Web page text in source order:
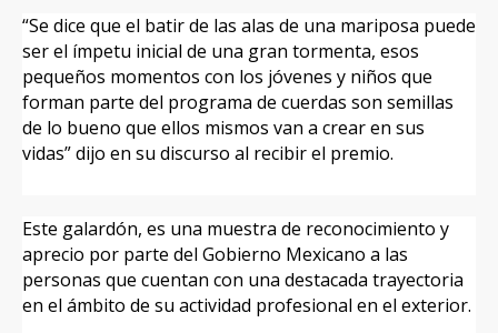
“Se dice que el batir de las alas de una mariposa puede
ser el ímpetu inicial de una gran tormenta, esos
pequeños momentos con los jóvenes y niños que
forman parte del programa de cuerdas son semillas
de lo bueno que ellos mismos van a crear en sus
vidas” dijo en su discurso al recibir el premio.
Este galardón, es una muestra de reconocimiento y
aprecio por parte del Gobierno Mexicano a las
personas que cuentan con una destacada trayectoria
en el ámbito de su actividad profesional en el exterior.